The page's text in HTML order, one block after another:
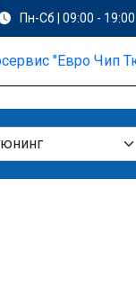
Пн-Сб | 09:00 - 19:00